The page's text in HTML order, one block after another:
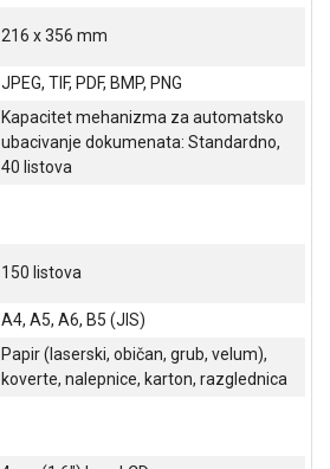
216 x 356 mm
JPEG, TIF, PDF, BMP, PNG
Kapacitet mehanizma za automatsko
ubacivanje dokumenata: Standardno,
40 listova
150 listova
A4, A5, A6, B5 (JIS)
Papir (laserski, običan, grub, velum),
koverte, nalepnice, karton, razglednica